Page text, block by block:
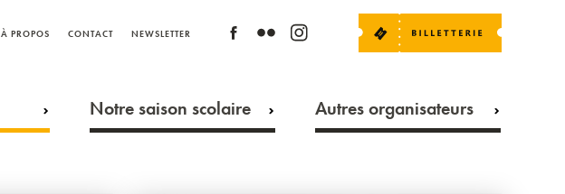
À PROPOS CONTACT NEWSLETTER
Notre saison scolaire Autres organisateurs